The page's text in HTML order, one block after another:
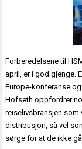
Forberedelsene til
april, er i god gjenge.
Europe-konferanse
Hofseth oppfordrer
reiselivsbransjen som
distribusjon, så vel
sørge for at de ikke